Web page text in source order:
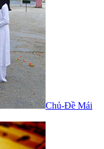
Chủ-Đề Mái